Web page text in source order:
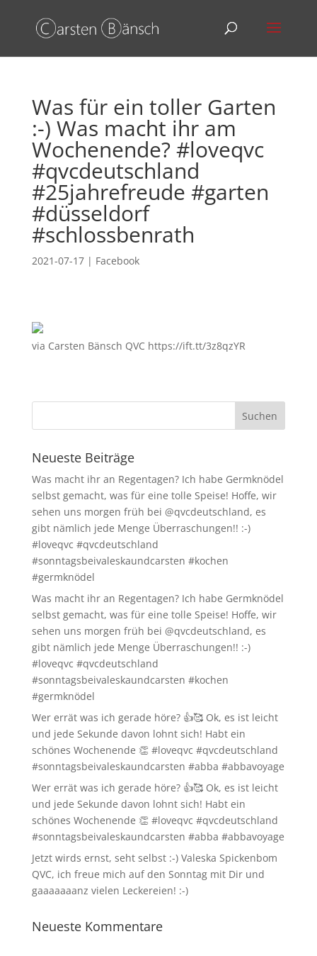
Was für ein toller Garten
:-) Was macht ihr am
Wochenende? #loveqvc
#qvcdeutschland
#25jahrefreude #garten
#düsseldorf
#schlossbenrath
2021-07-17| Facebook
via Carsten Bänsch QVC https://ift.tt/3z8qzYR
Neueste Beiträge
Was macht ihr an Regentagen? Ich habe Germknödel
selbst gemacht, was für eine tolle Speise! Hoffe, wir
sehen uns morgen früh bei @qvcdeutschland, es
gibt nämlich jede Menge Überraschungen!! :-)
#loveqvc #qvcdeutschland
#sonntagsbeivaleskaundcarsten #kochen
#germknödel
Was macht ihr an Regentagen? Ich habe Germknödel
selbst gemacht, was für eine tolle Speise! Hoffe, wir
sehen uns morgen früh bei @qvcdeutschland, es
gibt nämlich jede Menge Überraschungen!! :-)
#loveqvc #qvcdeutschland
#sonntagsbeivaleskaundcarsten #kochen
#germknödel
Wer errät was ich gerade höre? 👍🥰 Ok, es ist leicht
und jede Sekunde davon lohnt sich! Habt ein
schönes Wochenende 👏 #loveqvc #qvcdeutschland
#sonntagsbeivaleskaundcarsten #abba #abbavoyage
Wer errät was ich gerade höre? 👍🥰 Ok, es ist leicht
und jede Sekunde davon lohnt sich! Habt ein
schönes Wochenende 👏 #loveqvc #qvcdeutschland
#sonntagsbeivaleskaundcarsten #abba #abbavoyage
Jetzt wirds ernst, seht selbst :-) Valeska Spickenbom
QVC, ich freue mich auf den Sonntag mit Dir und
gaaaaaaanz vielen Leckereien! :-)
Neueste Kommentare